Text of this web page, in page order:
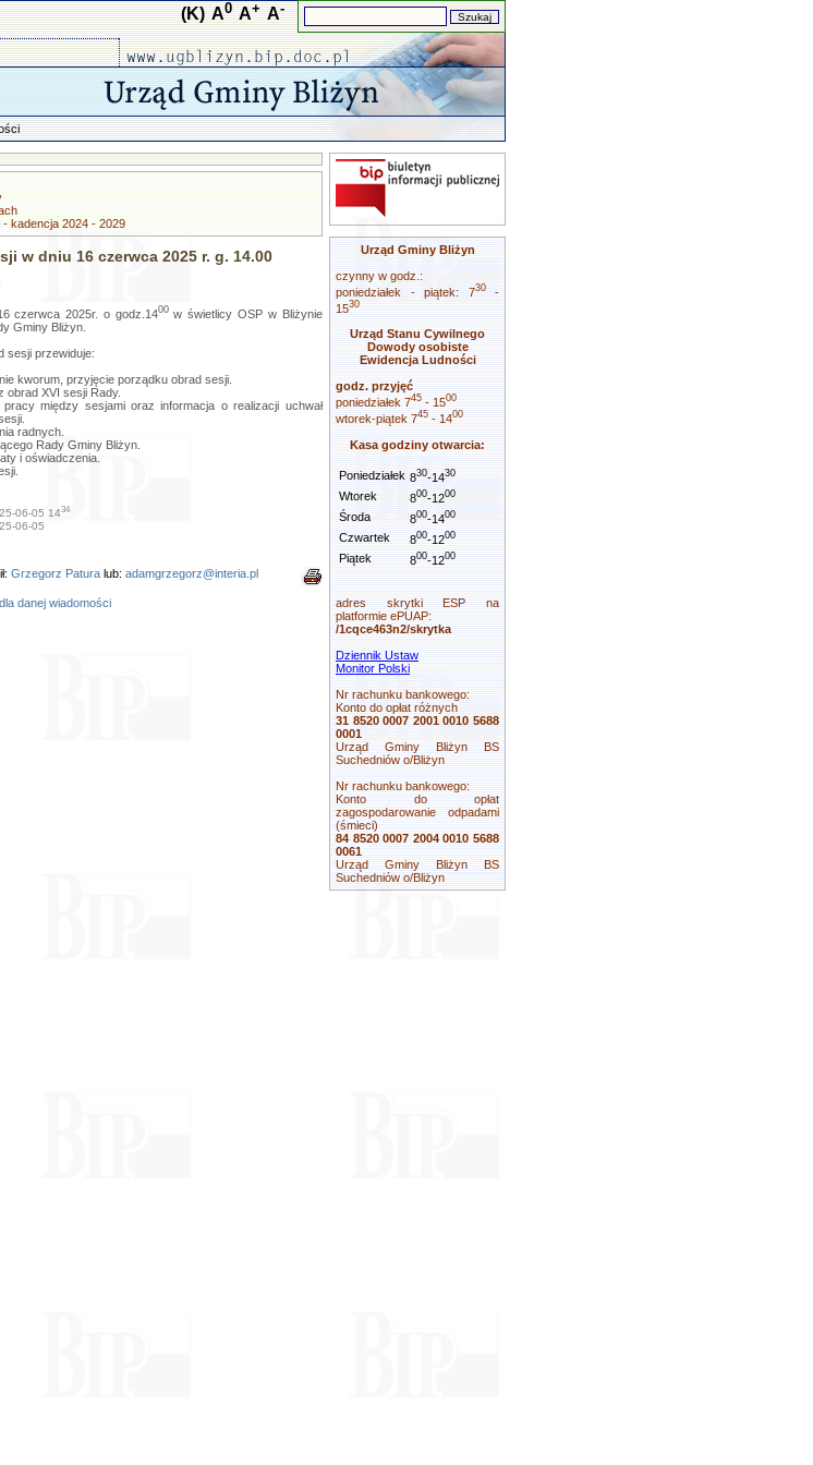
(K) A0 A+ A-
- kadencja 2024 - 2029
w dniu 16 czerwca 2025 r. g. 14.00
czerwca 2025r. o godz.1400w świetlicy OSP w Bliżynie
Gminy Bliżyn.
sesji przewiduje:
kworum, przyjęcie porządku obrad sesji.
obrad XVI sesji Rady.
między sesjami oraz informacja o realizacji uchwał
radnych.
Rady Gminy Bliżyn.
i oświadczenia.
06-05 1434
06-05
Grzegorz Paturalub: adamgrzegorz@interia.pl
danej wiadomości
Urząd Gminy Bliżyn
czynny w godz.:
poniedziałek - piątek: 730-
1530
Urząd Stanu Cywilnego
Dowody osobiste
Ewidencja Ludności
godz. przyjęć
poniedziałek 745 - 1500
wtorek-piątek 745 - 1400
Kasa godziny otwarcia:
Poniedziałek 830-1430
Wtorek 800-1200
Środa 800-1400
Czwartek 800-1200
Piątek 800-1200
adres skrytki ESP na
platformie ePUAP:
/1cqce463n2/skrytka
Dziennik Ustaw
Monitor Polski
Nr rachunku bankowego:
Konto do opłat różnych
31 8520 0007 2001 0010 5688
0001
Urząd Gminy Bliżyn BS
Suchedniów o/Bliżyn
Nr rachunku bankowego:
Konto do opłat
zagospodarowanie odpadami
(śmieci)
84 8520 0007 2004 0010 5688
0061
Urząd Gminy Bliżyn BS
Suchedniów o/Bliżyn